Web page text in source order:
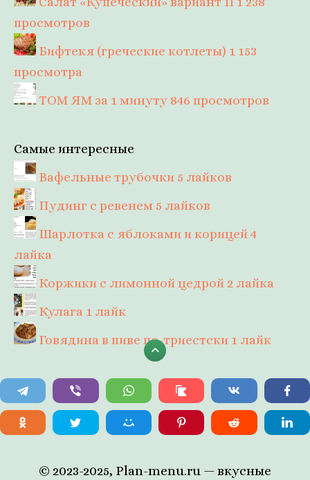
просмотров
Бифтекя (греческие котлеты) 1 153
просмотра
ТОМ ЯМ за 1 минуту 846 просмотров
Самые интересные
Вафельные трубочки 5 лайков
Пудинг с ревенем 5 лайков
Шарлотка с яблоками и корицей4
лайка
Коржики с лимонной цедрой 2 лайка
Кулага 1 лайк
Говядина в пиве по-триестски 1 лайк
© 2023-2025, Plan-menu.ru — вкусные